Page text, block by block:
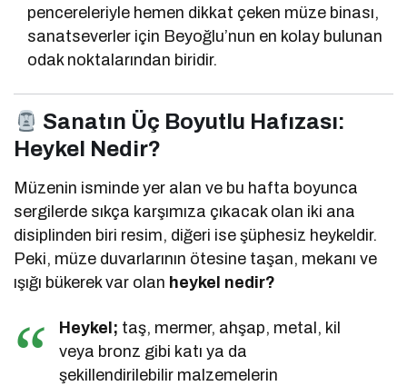
pencereleriyle hemen dikkat çeken müze binası,
sanatseverler için Beyoğlu’nun en kolay bulunan
odak noktalarından biridir.
Sanatın Üç Boyutlu Hafızası:
Heykel Nedir?
Müzenin isminde yer alan ve bu hafta boyunca
sergilerde sıkça karşımıza çıkacak olan iki ana
disiplinden biri resim, diğeri ise şüphesiz heykeldir.
Peki, müze duvarlarının ötesine taşan, mekanı ve
ışığı bükerek var olan heykel nedir?
Heykel; taş, mermer, ahşap, metal, kil
veya bronz gibi katı ya da
şekillendirilebilir malzemelerin